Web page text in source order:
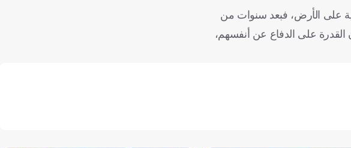
على الأرض، فبعد سنوات من
القدرة على الدفاع عن أنفسهم،